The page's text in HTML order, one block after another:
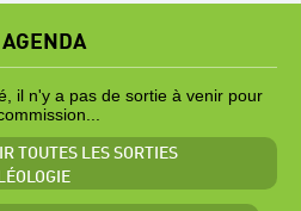
AGENDA
il n'y a pas de sortie à venir pour
TOUTES LES SORTIES